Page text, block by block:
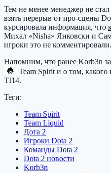
Тем не менее менеджер не
взять перерыв от про-сцены
курсировала информация, что
Михал «Nisha» Янковски и
игроки это не комментировали.
Напомним, что ранее Korb3n
Team Spiritи о том, какого
TI14.
Теги:
Team Spirit
Team Liquid
Дота 2
Игроки Dota 2
Команды Dota 2
Dota 2 новости
Korb3n